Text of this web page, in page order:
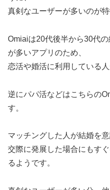
真剣なユーザーが多いのが特
Omiaiは20代後半から30代
が多いアプリのため、
恋活や婚活に利用している人
逆にパパ活などはこちらの
す。
マッチングした人が結婚を
交際に発展した場合にもす
るようです。